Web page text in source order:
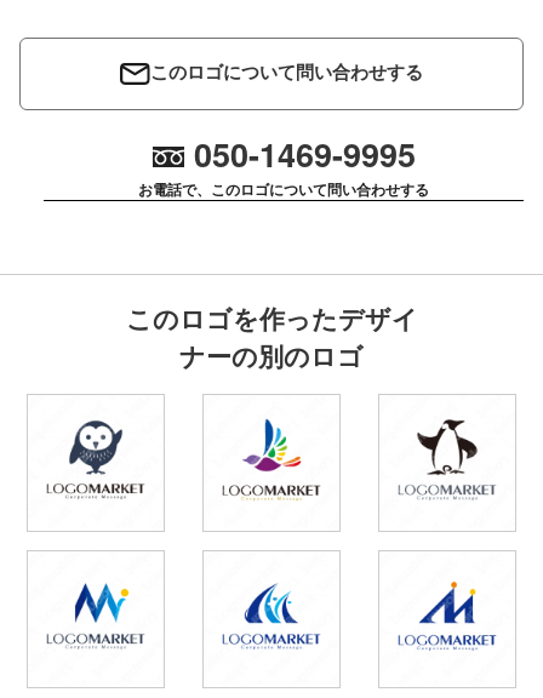
このロゴについて問い合わせする
050-1469-9995
お電話で、このロゴについて問い合わせする
このロゴを作ったデザイ
ナーの別のロゴ